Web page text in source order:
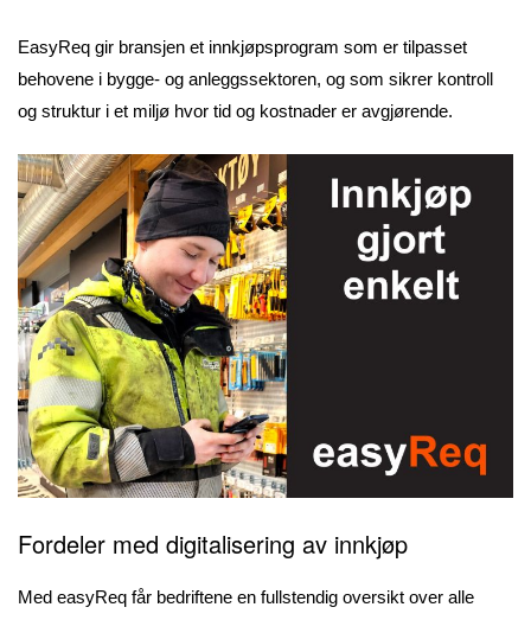
EasyReq gir bransjen et innkjøpsprogram som er tilpasset
behovene i bygge- og anleggssektoren, og som sikrer kontroll
og struktur i et miljø hvor tid og kostnader er avgjørende.
Fordeler med digitalisering av innkjøp
Med easyReq får bedriftene en fullstendig oversikt over alle